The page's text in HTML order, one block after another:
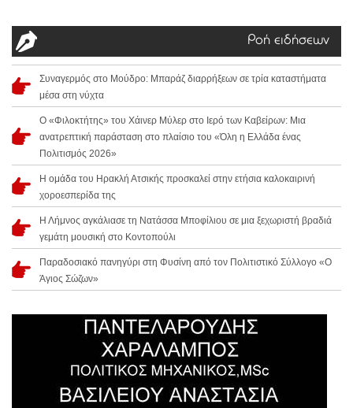
Ροή ειδήσεων
Συναγερμός στο Μούδρο: Μπαράζ διαρρήξεων σε τρία καταστήματα
μέσα στη νύχτα
Ο «Φιλοκτήτης» του Χάινερ Μύλερ στο Ιερό των Καβείρων: Μια
ανατρεπτική παράσταση στο πλαίσιο του «Όλη η Ελλάδα ένας
Πολιτισμός 2026»
Η ομάδα του Ηρακλή Ατσικής προσκαλεί στην ετήσια καλοκαιρινή
χοροεσπερίδα της
Η Λήμνος αγκάλιασε τη Νατάσσα Μποφίλιου σε μια ξεχωριστή βραδιά
γεμάτη μουσική στο Κοντοπούλι
Παραδοσιακό πανηγύρι στη Φυσίνη από τον Πολιτιστικό Σύλλογο «Ο
Άγιος Σώζων»